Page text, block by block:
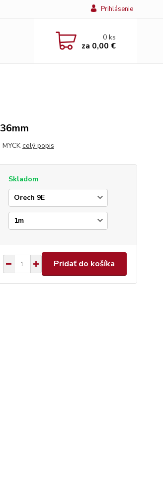
Prihlásenie
0ks
za 0,00 €
celý popis
Skladom
Pridať do košíka